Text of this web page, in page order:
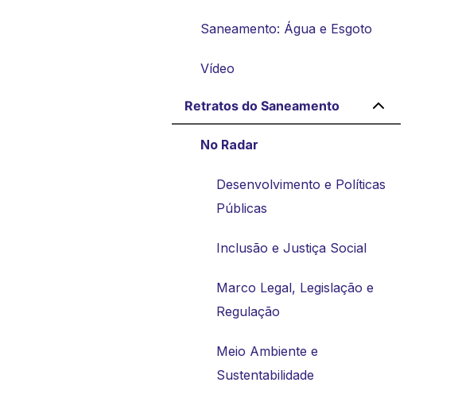
Saneamento: Água e Esgoto
Vídeo
Retratos do Saneamento
No Radar
Desenvolvimento e Políticas
Públicas
Inclusão e Justiça Social
Marco Legal, Legislação e
Regulação
Meio Ambiente e
Sustentabilidade